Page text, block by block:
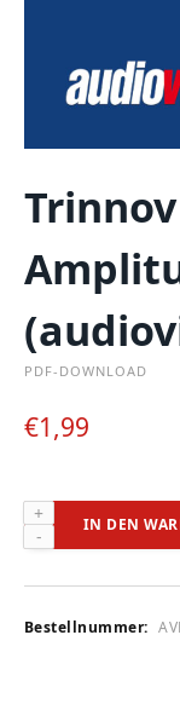
PDF-DOWNLOAD
€1,99
Trinnov
Altitude
/
8
IN DEN
Bestellnummer: